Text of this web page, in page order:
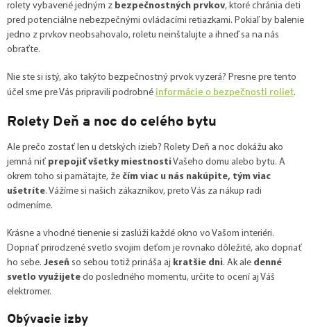
rolety vybavené jedným z bezpečnostných prvkov, ktoré chránia deti
pred potenciálne nebezpečnými ovládacími retiazkami. Pokiaľ by balenie
jedno z prvkov neobsahovalo, roletu neinštalujte a ihneď sa na nás
obraťte.
Nie ste si istý, ako takýto bezpečnostný prvok vyzerá? Presne pre tento
účel sme pre Vás pripravili podrobné informácie o bezpečnosti roliet.
Rolety Deň a noc do celého bytu
Ale prečo zostať len u detských izieb? Rolety Deň a noc dokážu ako
jemná niť prepojiť všetky miestnostiVašeho domu alebo bytu. A
okrem toho si pamätajte, že čím viac u nás nakúpite, tým viac
ušetríte. Vážíme si našich zákazníkov, preto Vás za nákup radi
odmeníme.
Krásne a vhodné tienenie si zaslúži každé okno vo Vašom interiéri.
Dopriať prirodzené svetlo svojim deťom je rovnako dôležité, ako dopriať
ho sebe. Jeseň so sebou totiž prináša aj kratšie dni. Ak ale denné
svetlo využijete do posledného momentu, určite to ocení aj Váš
elektromer.
Obývacie izby